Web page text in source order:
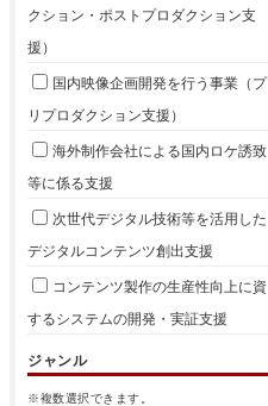
クション・ポストプロダクション支
援）
国内映像企画開発を行う事業（プ
リプロダクション支援）
海外制作会社による国内ロケ誘致
等に係る支援
次世代デジタル技術等を活用した
デジタルコンテンツ創出支援
コンテンツ製作の生産性向上に資
するシステムの開発・実証支援
ジャンル
※複数選択できます。